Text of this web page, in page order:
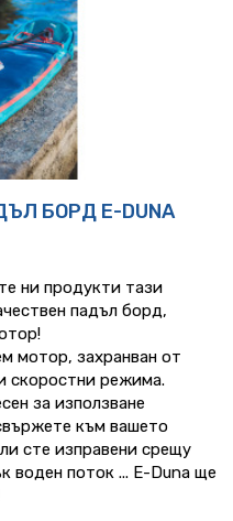
БОРД E-DUNA
ни продукти тази
падъл борд,
мотор, захранван от
скоростни режима.
за използване
към вашето
сте изправени срещу
воден поток ... E-Duna ще